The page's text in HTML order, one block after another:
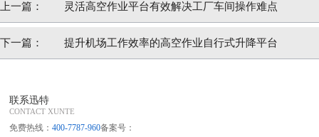
上一篇： 灵活高空作业平台有效解决工厂车间操作难点
下一篇： 提升机场工作效率的高空作业自行式升降平台
联系迅特
CONTACT XUNTE
免费热线：400-7787-960备案号：